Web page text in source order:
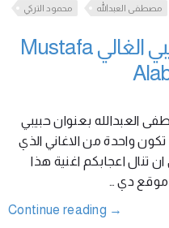
محمود التركي
مصطفى العبدالله
مصطفى العبدالله – حبيبي الغالي Mustafa
العبدالله بعنوان حبيبي
تكون واحدة من الاغاني الذي
اعجابكم اغنية هذا
موقع دي …
Continue reading →